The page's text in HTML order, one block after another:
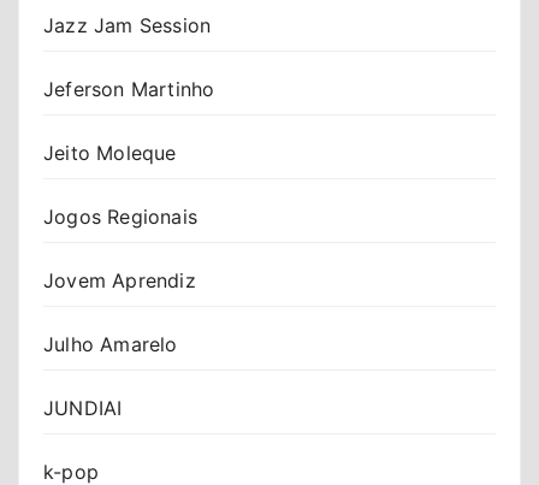
Jazz Jam Session
Jeferson Martinho
Jeito Moleque
Jogos Regionais
Jovem Aprendiz
Julho Amarelo
JUNDIAI
k-pop